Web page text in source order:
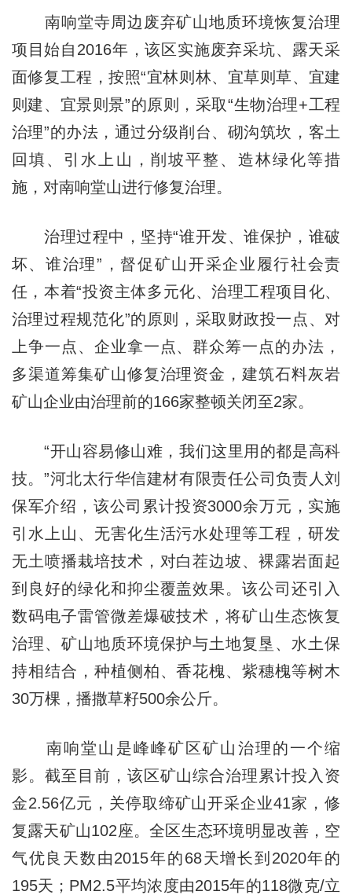
南响堂寺周边废弃矿山地质环境恢复治理
项目始自2016年，该区实施废弃采坑、露天采
面修复工程，按照“宜林则林、宜草则草、宜建
则建、宜景则景”的原则，采取“生物治理+工程
治理”的办法，通过分级削台、砌沟筑坎，客土
回填、引水上山，削坡平整、造林绿化等措
施，对南响堂山进行修复治理。
治理过程中，坚持“谁开发、谁保护，谁破
坏、谁治理”，督促矿山开采企业履行社会责
任，本着“投资主体多元化、治理工程项目化、
治理过程规范化”的原则，采取财政投一点、对
上争一点、企业拿一点、群众筹一点的办法，
多渠道筹集矿山修复治理资金，建筑石料灰岩
矿山企业由治理前的166家整顿关闭至2家。
“开山容易修山难，我们这里用的都是高科
技。”河北太行华信建材有限责任公司负责人刘
保军介绍，该公司累计投资3000余万元，实施
引水上山、无害化生活污水处理等工程，研发
无土喷播栽培技术，对白茬边坡、裸露岩面起
到良好的绿化和抑尘覆盖效果。该公司还引入
数码电子雷管微差爆破技术，将矿山生态恢复
治理、矿山地质环境保护与土地复垦、水土保
持相结合，种植侧柏、香花槐、紫穗槐等树木
30万棵，播撒草籽500余公斤。
南响堂山是峰峰矿区矿山治理的一个缩
影。截至目前，该区矿山综合治理累计投入资
金2.56亿元，关停取缔矿山开采企业41家，修
复露天矿山102座。全区生态环境明显改善，空
气优良天数由2015年的68天增长到2020年的
195天；PM2.5平均浓度由2015年的118微克/立